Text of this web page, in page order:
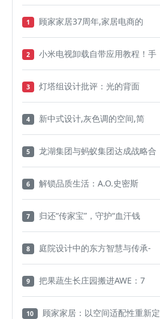
1 顾家家居37周年,家居电商的
2 小米电视卸载自带应用教程！手
3 灯塔组设计批评：光的背面
4 新中式设计,灰色调的空间,简
5 龙湖集团与蚂蚁集团达成战略合
6 解锁品质生活：A.O.史密斯
7 归还“传家宝”，守护“血汗钱
8 庭院设计中的东方智慧与传承-
9 把果蔬生长庄园搬进AWE：7
10 顾家家居：以空间适配性重新定